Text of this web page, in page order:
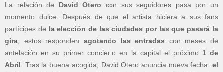
La relación de David Otero con sus seguidores pasa por un
momento dulce. Después de que el artista hiciera a sus fans
partícipes de la elección de las ciudades por las que pasará la
gira , estos responden agotando las entradas con meses de
antelación en su primer concierto en la capital el próximo 1 de
Abril . Tras la buena acogida, David Otero anuncia nueva fecha: el